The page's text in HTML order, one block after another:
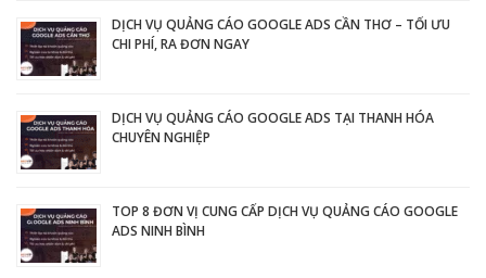
DỊCH VỤ QUẢNG CÁO GOOGLE ADS CẦN THƠ – TỐI ƯU
CHI PHÍ, RA ĐƠN NGAY
DỊCH VỤ QUẢNG CÁO GOOGLE ADS TẠI THANH HÓA
CHUYÊN NGHIỆP
TOP 8 ĐƠN VỊ CUNG CẤP DỊCH VỤ QUẢNG CÁO GOOGLE
ADS NINH BÌNH